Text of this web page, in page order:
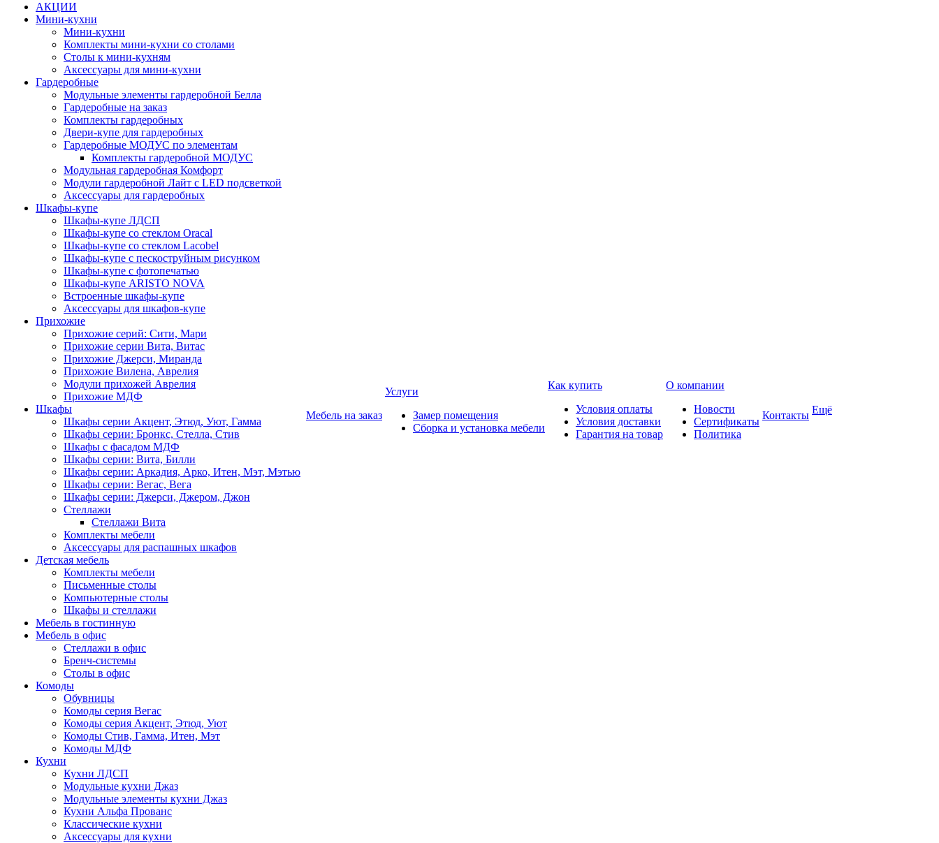
АКЦИИ
Мини-кухни
Мини-кухни
Комплекты мини-кухни со столами
Столы к мини-кухням
Аксессуары для мини-кухни
Гардеробные
Модульные элементы гардеробной Белла
Гардеробные на заказ
Комплекты гардеробных
Двери-купе для гардеробных
Гардеробные МОДУС по элементам
Комплекты гардеробной МОДУС
Модульная гардеробная Комфорт
Модули гардеробной Лайт с LED подсветкой
Аксессуары для гардеробных
Шкафы-купе
Шкафы-купе ЛДСП
Шкафы-купе со стеклом Oracal
Шкафы-купе со стеклом Lacobel
Шкафы-купе с пескоструйным рисунком
Шкафы-купе с фотопечатью
Шкафы-купе ARISTO NOVA
Встроенные шкафы-купе
Аксессуары для шкафов-купе
Прихожие
Прихожие серий: Сити, Мари
Прихожие серии Вита, Витас
Прихожие Джерси, Миранда
Прихожие Вилена, Аврелия
Модули прихожей Аврелия
Прихожие МДФ
Шкафы
Шкафы серии Акцент, Этюд, Уют, Гамма
Шкафы серии: Бронкс, Стелла, Стив
Шкафы с фасадом МДФ
Шкафы серии: Вита, Билли
Шкафы серии: Аркадия, Арко, Итен, Мэт, Мэтью
Шкафы серии: Вегас, Вега
Шкафы серии: Джерси, Джером, Джон
Стеллажи
Стеллажи Вита
Комплекты мебели
Аксессуары для распашных шкафов
Детская мебель
Комплекты мебели
Письменные столы
Компьютерные столы
Шкафы и стеллажи
Мебель в гостинную
Мебель в офис
Стеллажи в офис
Бренч-системы
Столы в офис
Комоды
Обувницы
Комоды серия Вегас
Комоды серия Акцент, Этюд, Уют
Комоды Стив, Гамма, Итен, Мэт
Комоды МДФ
Кухни
Кухни ЛДСП
Модульные кухни Джаз
Модульные элементы кухни Джаз
Кухни Альфа Прованс
Классические кухни
Аксессуары для кухни
Мебель на заказ
Услуги
Замер помещения
Сборка и установка мебели
Как купить
Условия оплаты
Условия доставки
Гарантия на товар
О компании
Новости
Сертификаты
Политика
Контакты Ещё